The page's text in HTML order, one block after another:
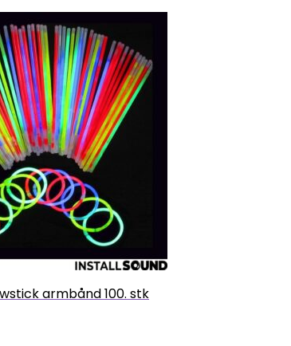
armbånd 100. stk